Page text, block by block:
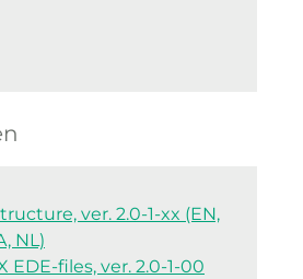
ver. 2.0-1-xx (EN,
NL)
EDE-files, ver. 2.0-1-00